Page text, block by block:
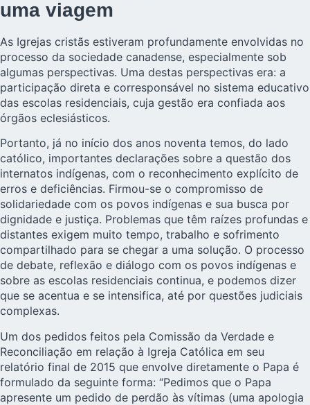
uma viagem
As Igrejas cristãs estiveram profundamente envolvidas no
processo da sociedade canadense, especialmente sob
algumas perspectivas. Uma destas perspectivas era: a
participação direta e corresponsável no sistema educativo
das escolas residenciais, cuja gestão era confiada aos
órgãos eclesiásticos.
Portanto, já no início dos anos noventa temos, do lado
católico, importantes declarações sobre a questão dos
internatos indígenas, com o reconhecimento explícito de
erros e deficiências. Firmou-se o compromisso de
solidariedade com os povos indígenas e sua busca por
dignidade e justiça. Problemas que têm raízes profundas e
distantes exigem muito tempo, trabalho e sofrimento
compartilhado para se chegar a uma solução. O processo
de debate, reflexão e diálogo com os povos indígenas e
sobre as escolas residenciais continua, e podemos dizer
que se acentua e se intensifica, até por questões judiciais
complexas.
Um dos pedidos feitos pela Comissão da Verdade e
Reconciliação em relação à Igreja Católica em seu
relatório final de 2015 que envolve diretamente o Papa é
formulado da seguinte forma: “Pedimos que o Papa
apresente um pedido de perdão às vítimas (uma apologia